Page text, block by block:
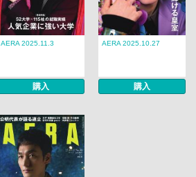
AERA 2025.11.3
購入
AERA 2025.10.27
購入